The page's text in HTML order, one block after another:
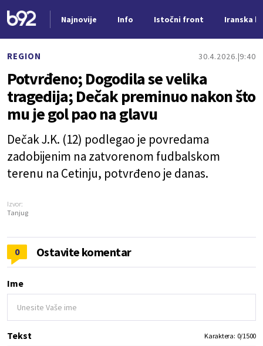
Najnovije Info Istočni front Iranska
REGION 30.4.2026. 9:40
Potvrđeno; Dogodila se velika
tragedija; Dečak preminuo nakon što
mu je gol pao na glavu
Dečak J.K. (12) podlegao je povredama
zadobijenim na zatvorenom fudbalskom
terenu na Cetinju, potvrđeno je danas.
Izvor:
Tanjug
0 Ostavite komentar
Ime
Tekst Karaktera: 0/1500